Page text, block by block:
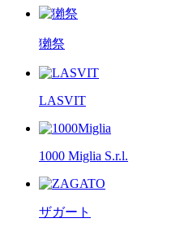
獺祭
LASVIT
1000 Miglia S.r.l.
ザガート